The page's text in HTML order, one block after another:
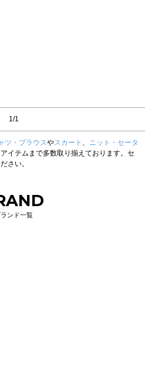
1/1
ツ・ブラウスやスカート 、 ニット・セータ
イテムまで多数取り揃えております。セ
さい。
ランド一覧